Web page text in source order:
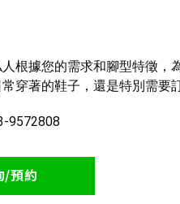
根據您的需求和腳型特徵，
穿著的鞋子，還是特別需要
9572808
/預約